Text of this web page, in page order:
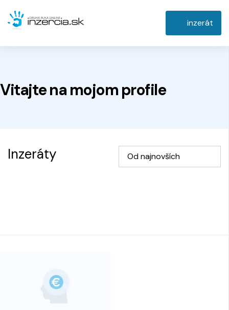
inzerát
Vitajte na mojom profile
Inzeráty Od najnovších